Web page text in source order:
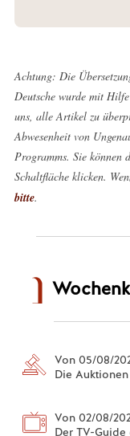
Achtung: Die
Deutsche wurde mit
uns, alle Artikel zu
Abwesenheit von
Programms. Sie
Schaltfläche klicken.
bitte.
Von 05/08/
Die
Von 02/08/
Der TV-